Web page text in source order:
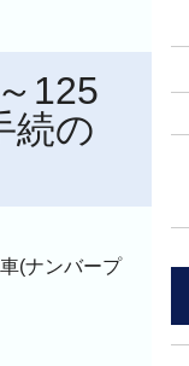
125
続の
(ナンバープ